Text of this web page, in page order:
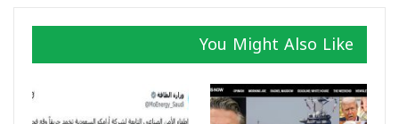
You Might Also Like